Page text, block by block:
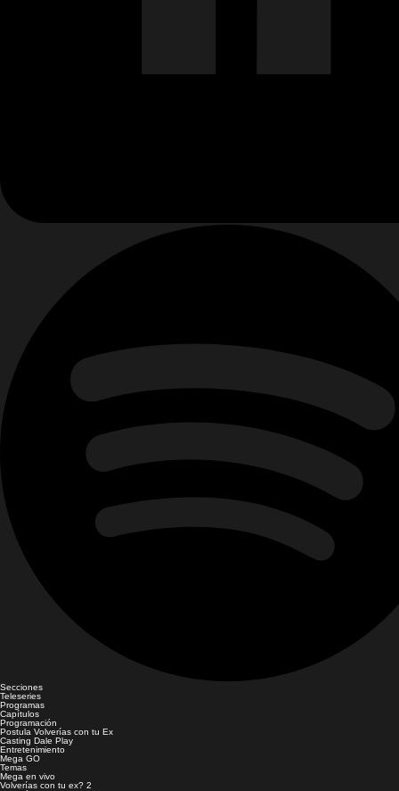
Secciones
Teleseries
Programas
Capítulos
Programación
Postula Volverías con tu Ex
Casting Dale Play
Entretenimiento
Mega GO
Temas
Mega en vivo
Volverías con tu ex? 2